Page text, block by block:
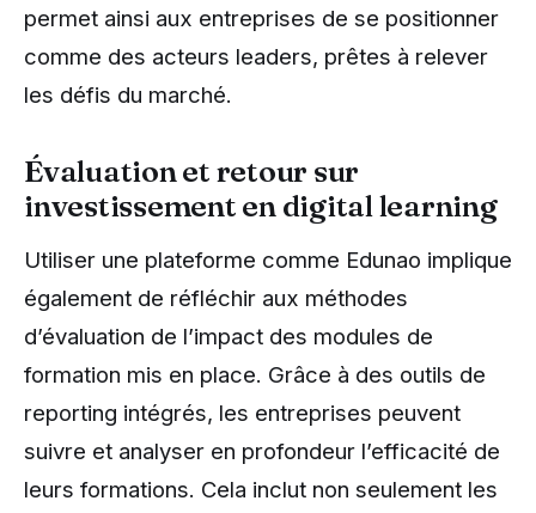
permet ainsi aux entreprises de se positionner
comme des acteurs leaders, prêtes à relever
les défis du marché.
Évaluation et retour sur
investissement en digital learning
Utiliser une plateforme comme Edunao implique
également de réfléchir aux méthodes
d’évaluation de l’impact des modules de
formation mis en place. Grâce à des outils de
reporting intégrés, les entreprises peuvent
suivre et analyser en profondeur l’efficacité de
leurs formations. Cela inclut non seulement les